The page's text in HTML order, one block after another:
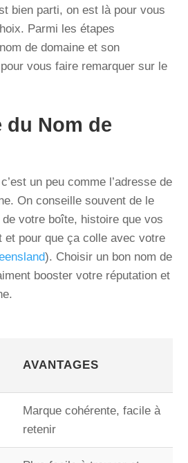
bien parti, on est là pour vous
Parmi les étapes
de domaine et son
vous faire remarquer sur le
du Nom de
un peu comme l’adresse de
On conseille souvent de le
votre boîte, histoire que vos
et pour que ça colle avec votre
). Choisir un bon nom de
booster votre réputation et
AVANTAGES
Marque cohérente, facile à
retenir